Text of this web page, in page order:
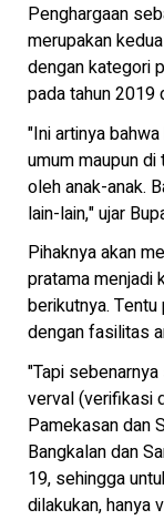
Penghargaan
merupakan
dengan kategori
pada tahun 2019
"Ini artinya
umum maupun
oleh anak-anak.
lain-lain," ujar
Pihaknya akan
pratama menjadi
berikutnya.
dengan fasilitas
"Tapi
verval (verifikasi
Pamekasan dan
Bangkalan dan
19, sehingga
dilakukan, hanya